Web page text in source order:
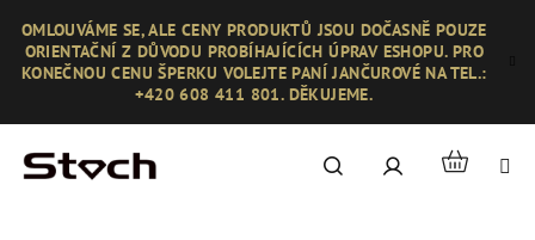
obsah
OMLOUVÁME SE, ALE CENY PRODUKTŮ JSOU DOČASNĚ POUZE
ORIENTAČNÍ Z DŮVODU PROBÍHAJÍCÍCH ÚPRAV ESHOPU. PRO
KONEČNOU CENU ŠPERKU VOLEJTE PANÍ JANČUROVÉ NA TEL.:
+420 608 411 801. DĚKUJEME.
Hledat PřihlášeníNákupní